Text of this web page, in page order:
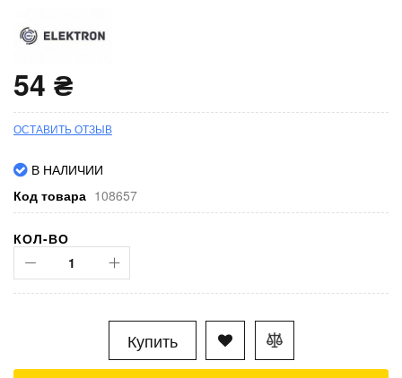
галереи
изображений
54 ₴
ОСТАВИТЬ ОТЗЫВ
В НАЛИЧИИ
Код товара 108657
КОЛ-ВО
Купить